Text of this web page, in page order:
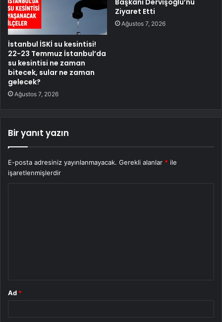
İstanbul İSKİ su kesintisi!
22-23 Temmuz İstanbul’da
su kesintisi ne zaman
bitecek, sular ne zaman
gelecek?
Ağustos 7, 2026
Başkanı Dervişoğlu’nu
Ziyaret Etti
Ağustos 7, 2026
Bir yanıt yazın
E-posta adresiniz yayınlanmayacak. Gerekli alanlar * ile
işaretlenmişlerdir
Ad *